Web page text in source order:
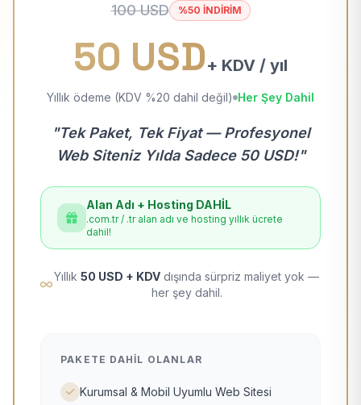
100 USD %50 İNDİRİM
50 USD+ KDV / yıl
Yıllık ödeme (KDV %20 dahil değil) Her Şey Dahil
"Tek Paket, Tek Fiyat — Profesyonel
Web Siteniz Yılda Sadece 50 USD!"
Alan Adı + Hosting DAHİL
.com.tr / .tr alan adı ve hosting yıllık ücrete
dahil!
Yıllık 50 USD + KDV dışında sürpriz maliyet yok —
her şey dahil.
PAKETE DAHIL OLANLAR
Kurumsal & Mobil Uyumlu Web Sitesi